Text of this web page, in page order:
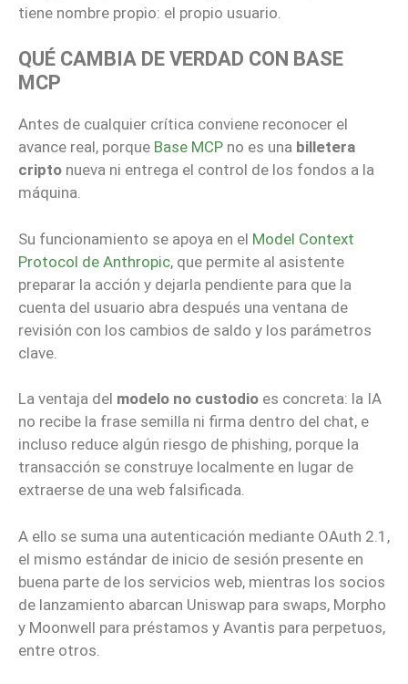
tiene nombre propio: el propio usuario.
QUÉ CAMBIA DE VERDAD CON BASE
MCP
Antes de cualquier crítica conviene reconocer el
avance real, porque Base MCP no es una billetera
cripto nueva ni entrega el control de los fondos a la
máquina.
Su funcionamiento se apoya en el Model Context
Protocol de Anthropic, que permite al asistente
preparar la acción y dejarla pendiente para que la
cuenta del usuario abra después una ventana de
revisión con los cambios de saldo y los parámetros
clave.
La ventaja del modelo no custodio es concreta: la IA
no recibe la frase semilla ni firma dentro del chat, e
incluso reduce algún riesgo de phishing, porque la
transacción se construye localmente en lugar de
extraerse de una web falsificada.
A ello se suma una autenticación mediante OAuth 2.1,
el mismo estándar de inicio de sesión presente en
buena parte de los servicios web, mientras los socios
de lanzamiento abarcan Uniswap para swaps, Morpho
y Moonwell para préstamos y Avantis para perpetuos,
entre otros.